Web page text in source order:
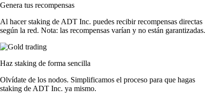
Genera tus recompensas
Al hacer staking de ADT Inc. puedes recibir recompensas directas
según la red. Nota: las recompensas varían y no están garantizadas.
Haz staking de forma sencilla
Olvídate de los nodos. Simplificamos el proceso para que hagas
staking de ADT Inc. ya mismo.